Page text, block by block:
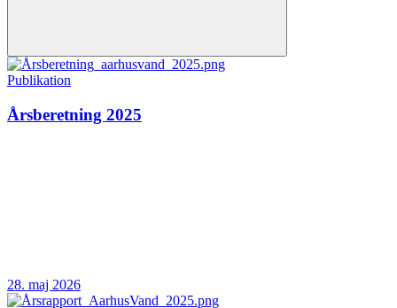
Publikation
Årsberetning 2025
28. maj 2026